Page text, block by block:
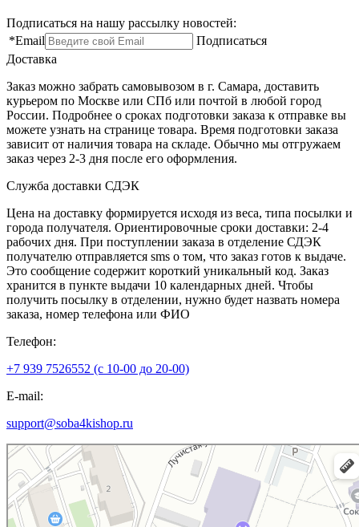
Подписаться на нашу рассылку новостей:
*Email
Подписаться
Доставка
Заказ можно забрать самовывозом в г. Самара, доставить
курьером по Москве или СПб или почтой в любой город
России. Подробнее о сроках подготовки заказа к отправке вы
можете узнать на странице товара. Время подготовки заказа
зависит от наличия товара на складе. Обычно мы отгружаем
заказ через 2-3 дня после его оформления.
Служба доставки СДЭК
Цена на доставку формируется исходя из веса, типа посылки и
города получателя. Ориентировочные сроки доставки: 2-4
рабочих дня. При поступлении заказа в отделение СДЭК
получателю отправляется sms о том, что заказ готов к выдаче.
Это сообщение содержит короткий уникальный код. Заказ
хранится в пункте выдачи 10 календарных дней. Чтобы
получить посылку в отделении, нужно будет назвать номера
заказа, номер телефона или ФИО
Телефон:
+7 939 7526552 (с 10-00 до 20-00)
E-mail:
support@soba4kishop.ru